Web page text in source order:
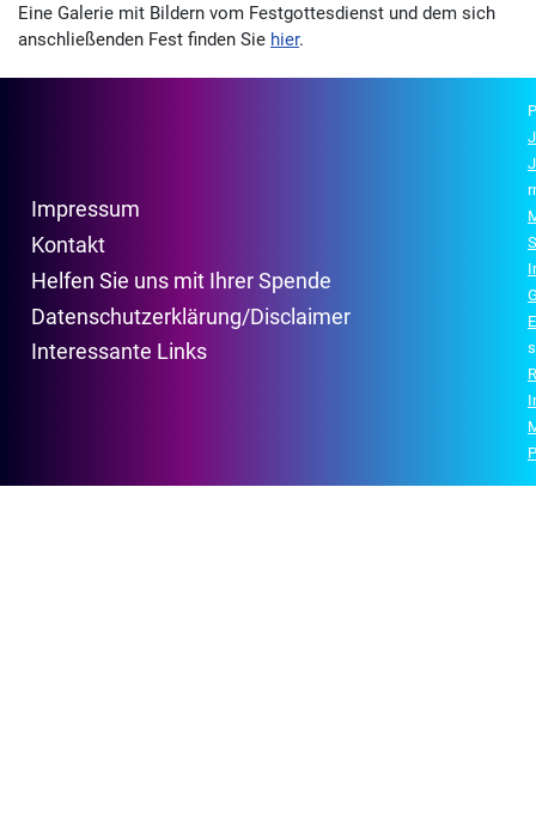
Eine Galerie mit Bildern vom Festgottesdienst und dem sich
anschließenden Fest finden Sie hier.
Impressum
Kontakt
Helfen Sie uns mit Ihrer Spende
Datenschutzerklärung/Disclaimer
Interessante Links